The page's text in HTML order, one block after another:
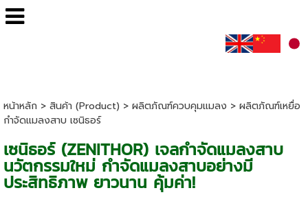
หน้าหลัก > สินค้า (Product) > ผลิตภัณฑ์ควบคุมแมลง > ผลิตภัณฑ์เหยื่อ
กำจัดแมลงสาบ เซนิธอร์
เซนิธอร์ (ZENITHOR) เจลกำจัดแมลงสาบ
นวัตกรรมใหม่ กำจัดแมลงสาบอย่างมี
ประสิทธิภาพ ยาวนาน คุ้มค่า!